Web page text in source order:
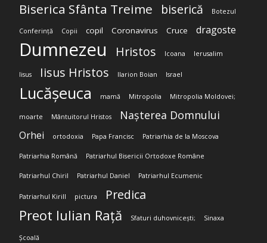
Biserica Sfânta Treime biserică Botezul
Conferință Copii copil Coronavirus Cruce dragoste
Dumnezeu Hristos Icoana Ierusalim
Iisus Iisus Hristos Ilarion Boian Israel
Lucășeuca mamă Mitropolia Mitropolia Moldovei;
moarte Mântuitorul Hristos Nașterea Domnului
Orhei ortodoxia Papa Francisc Patriarhia de la Moscova
Patriarhia Română Patriarhul Bisericii Ortodoxe Române
Patriarhul Chiril Patriarhul Daniel Patriarhul Ecumenic
Patriarhul Kirill pictura Predica
Preot Iulian Rață Sfaturi duhovnicești; Sinaxa
Școală